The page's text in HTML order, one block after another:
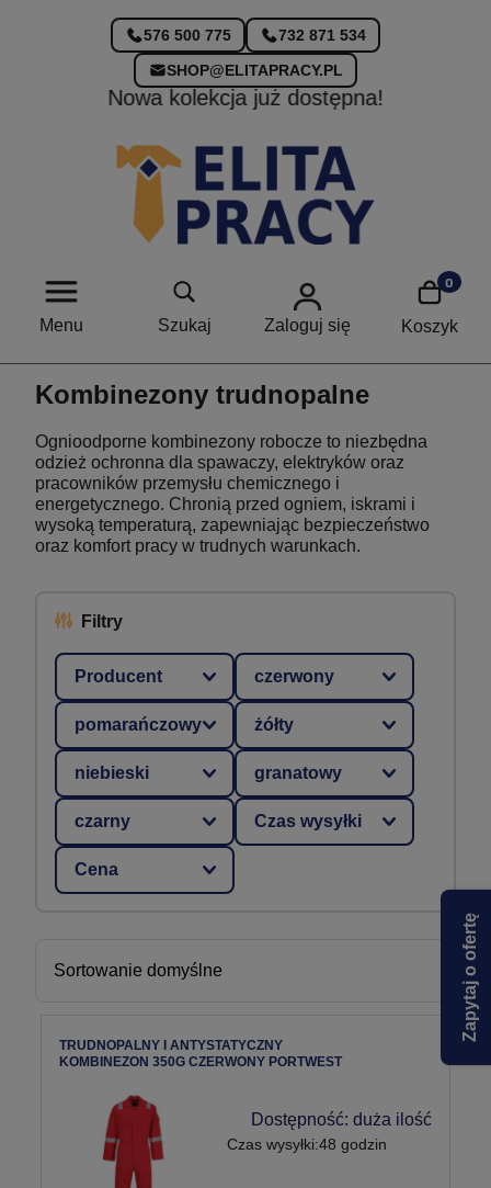
576 500 775
732 871 534
SHOP@ELITAPRACY.PL
Nowa kolekcja już dostępna!
Menu Szukaj Zaloguj się Koszyk
Kombinezony trudnopalne
Ognioodporne kombinezony robocze to niezbędna
odzież ochronna dla spawaczy, elektryków oraz
pracowników przemysłu chemicznego i
energetycznego. Chronią przed ogniem, iskrami i
wysoką temperaturą, zapewniając bezpieczeństwo
oraz komfort pracy w trudnych warunkach.
Filtry
Producent czerwony
pomarańczowy żółty
niebieski granatowy
czarny Czas wysyłki
Cena
TRUDNOPALNY I ANTYSTATYCZNY
KOMBINEZON 350G CZERWONY PORTWEST
Dostępność: duża ilość
Czas wysyłki:48 godzin
Zapytaj o ofertę